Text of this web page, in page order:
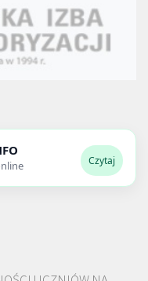
Czytaj